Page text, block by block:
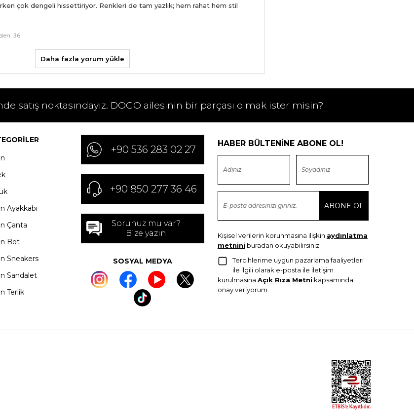
çok dengeli hissettiriyor. Renkleri de tam yazlık; hem rahat hem stil
36
Daha fazla yorum yükle
satış noktasındayız. DOGO ailesinin bir parçası olmak ister misin?
Ayakkabı
Çanta
Bot
Sneakers
Sandalet
Terlik
+90 536 283 02 27
+90 850 277 36 46
Sorunuz mu var?
Bize yazın
SOSYAL MEDYA
HABER BÜLTENİNE ABONE OL!
Kişisel verilerin korunmasına ilişkin aydınlatma
metnini buradan okuyabilirsiniz.
Tercihlerime uygun pazarlama faaliyetleri
ile ilgili olarak e-posta ile iletişim
kurulmasına Açık Rıza Metni kapsamında
onay veriyorum.